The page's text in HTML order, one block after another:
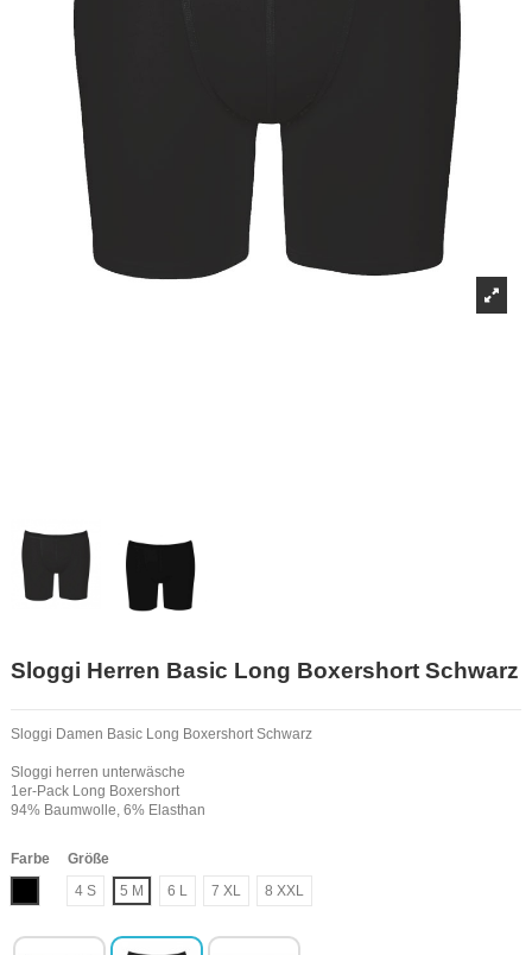
Sloggi Herren Basic Long Boxershort Schwarz
Sloggi Damen Basic Long Boxershort Schwarz
Sloggi herren unterwäsche
1er-Pack Long Boxershort
94% Baumwolle, 6% Elasthan
Farbe
Schwarz
Größe
4 S
5 M 6 L 7 XL 8 XXL